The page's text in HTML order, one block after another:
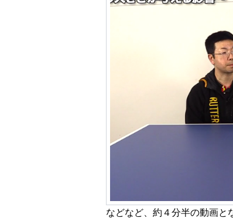
などなど、約４分半の動画と